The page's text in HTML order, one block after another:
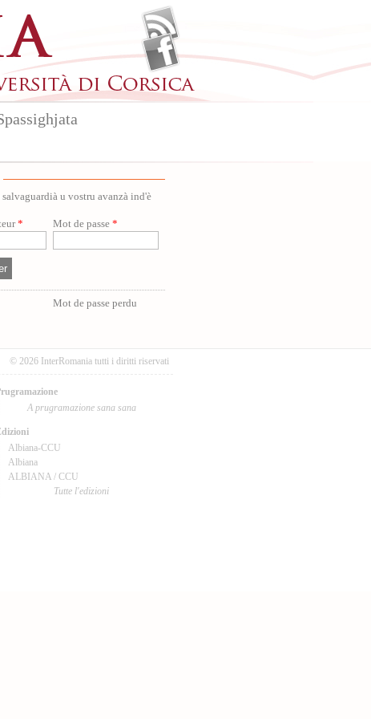
u vostru avanzà ind'è
* Mot de passe *
Mot de passe perdu
© 2026 InterRomania tutti i diritti riservati
A prugramazione sana sana
Albiana-CCU
Albiana
ALBIANA / CCU
Tutte l'edizioni